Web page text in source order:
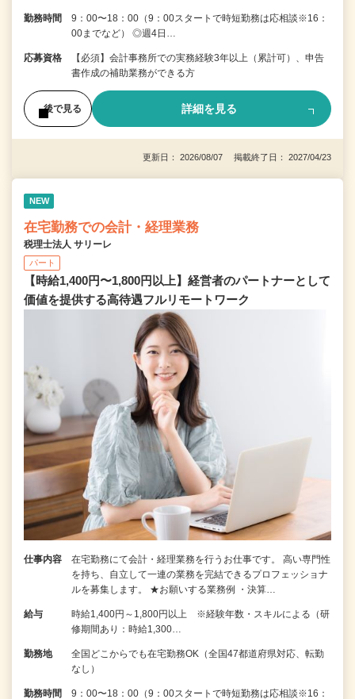
勤務時間
9：00〜18：00（9：00スタートで時短勤務は応相談※16：
00までなど） ◎週4日…
応募資格
【必須】会計事務所での実務経験3年以上（累計可）、申告
書作成の補助業務ができる方
後で見る 詳細を見る
更新日： 2026/08/07 掲載終了日： 2027/04/23
NEW
在宅勤務での会計・経理業務
税理士法人 サリーレ
パート
【時給1,400円〜1,800円以上】経営者のパートナーとして
価値を提供する⾼待遇フルリモートワーク
仕事内容
在宅勤務にて会計・経理業務を行うお仕事です。 高い専門性
を持ち、自立して一連の業務を完結できるプロフェッショナ
ルを募集します。 ★お願いする業務例 ・決算…
給与
時給1,400円～1,800円以上 ※経験年数・スキルによる（研
修期間あり：時給1,300…
勤務地
全国どこからでも在宅勤務OK（全国47都道府県対応、転勤
なし）
勤務時間 9：00〜18：00（9：00スタートで時短勤務は応相談※16：